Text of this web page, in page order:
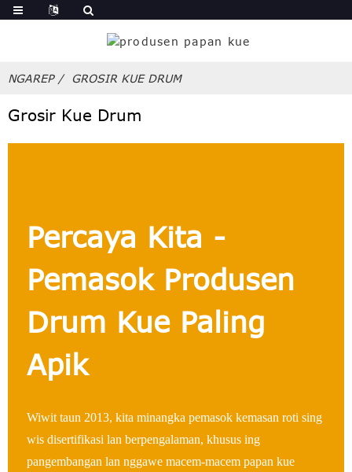
NGAREP GROSIR KUE DRUM
Grosir Kue Drum
Percaya Kita -
Pemasok Produsen
Drum Kue Paling
Apik
Wiwit taun 2013, kita minangka pemasok kemasan roti sing
wis disertifikasi lan berpengalaman, khusus ing
pangembangan lan nggawe macem-macem papan kue